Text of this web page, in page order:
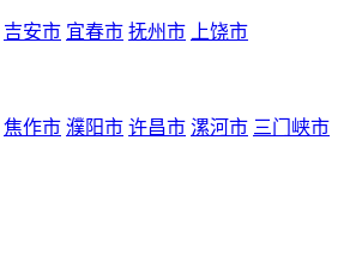
吉安市 宜春市 抚州市 上饶市
焦作市 濮阳市 许昌市 漯河市 三门峡市